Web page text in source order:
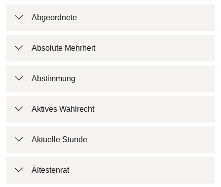
Abgeordnete
Absolute Mehrheit
Abstimmung
Aktives Wahlrecht
Aktuelle Stunde
Ältestenrat